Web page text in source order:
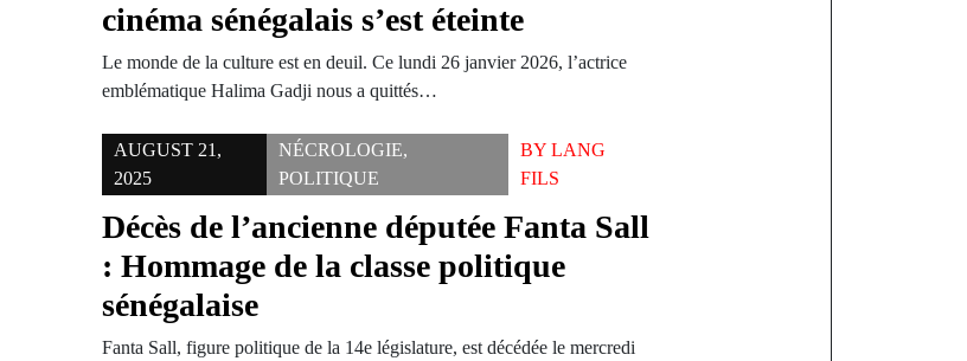
cinéma sénégalais s’est éteinte
Le monde de la culture est en deuil. Ce lundi 26 janvier 2026, l’actrice
emblématique Halima Gadji nous a quittés…
AUGUST 21,
2025
NÉCROLOGIE,
POLITIQUE
BYLANG
FILS
Décès de l’ancienne députée Fanta Sall
: Hommage de la classe politique
sénégalaise
Fanta Sall, figure politique de la 14e législature, est décédée le mercredi